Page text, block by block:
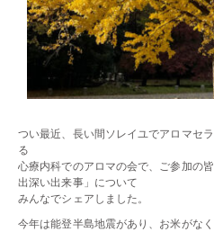
つい最近、長い間ソレイユでアロマセ
る
心療内科でのアロマの会で、ご参加の
出深い出来事」について
みんなでシェアしました。
今年は能登半島地震があり、お米がな